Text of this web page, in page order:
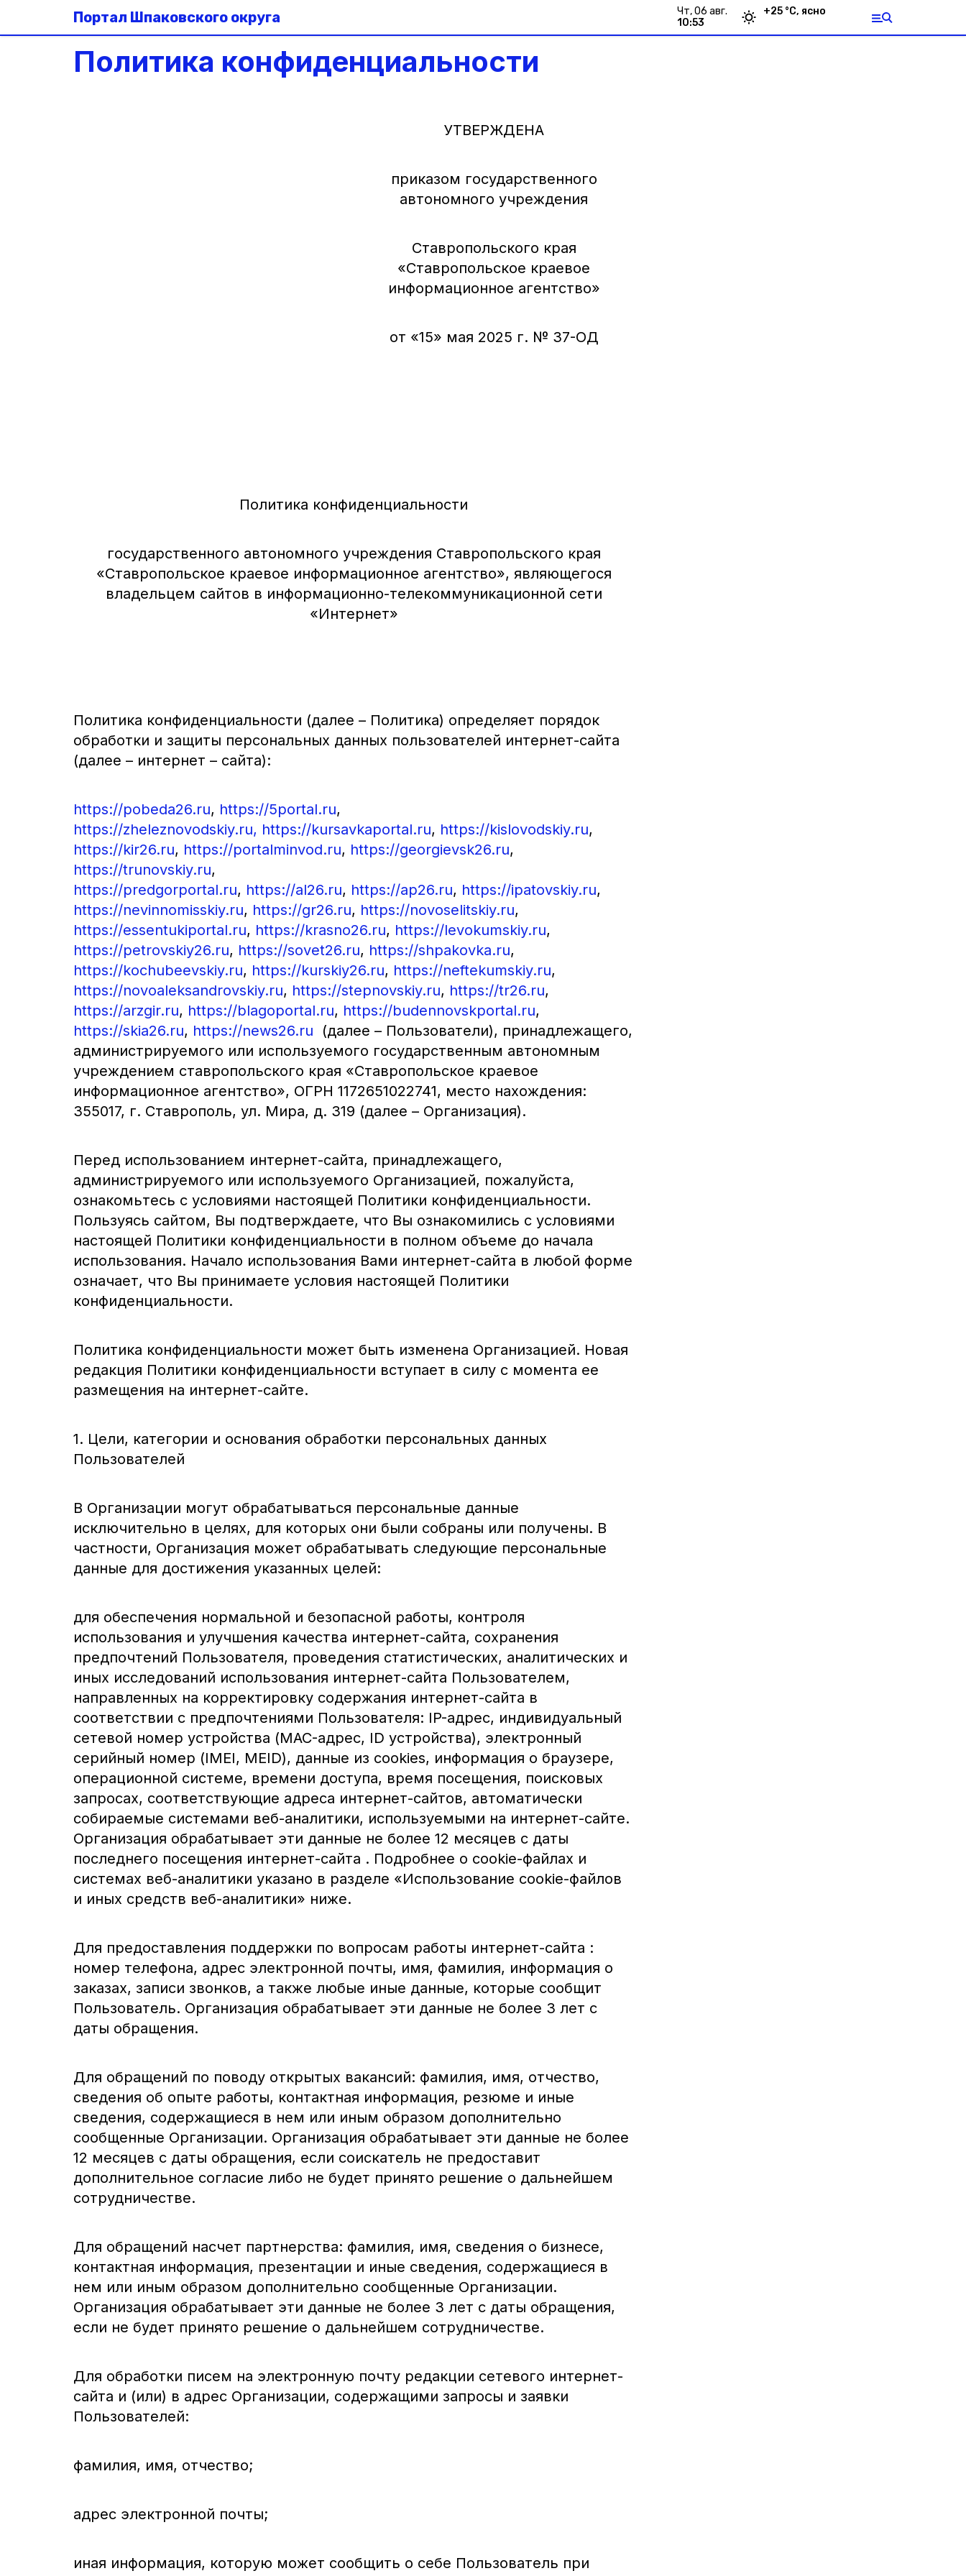
Портал Шпаковского округа
чт, 06 авг.
10:53
+25 °С, ясно
Политика конфиденциальности
УТВЕРЖДЕНА
приказом государственного
автономного учреждения
Ставропольского края
«Ставропольское краевое
информационное агентство»
от «15» мая 2025 г. № 37-ОД
Политика конфиденциальности
государственного автономного учреждения Ставропольского края
«Ставропольское краевое информационное агентство», являющегося
владельцем сайтов в информационно-телекоммуникационной сети
«Интернет»
Политика конфиденциальности (далее – Политика) определяет порядок
обработки и защиты персональных данных пользователей интернет-сайта
(далее – интернет – сайта):
https://pobeda26.ru, https://5portal.ru,
https://zheleznovodskiy.ru, https://kursavkaportal.ru, https://kislovodskiy.ru,
https://kir26.ru, https://portalminvod.ru, https://georgievsk26.ru,
https://trunovskiy.ru,
https://predgorportal.ru, https://al26.ru, https://ap26.ru, https://ipatovskiy.ru,
https://nevinnomisskiy.ru, https://gr26.ru, https://novoselitskiy.ru,
https://essentukiportal.ru, https://krasno26.ru, https://levokumskiy.ru,
https://petrovskiy26.ru, https://sovet26.ru, https://shpakovka.ru,
https://kochubeevskiy.ru, https://kurskiy26.ru, https://neftekumskiy.ru,
https://novoaleksandrovskiy.ru, https://stepnovskiy.ru, https://tr26.ru,
https://arzgir.ru, https://blagoportal.ru, https://budennovskportal.ru,
https://skia26.ru, https://news26.ru (далее – Пользователи), принадлежащего,
администрируемого или используемого государственным автономным
учреждением ставропольского края «Ставропольское краевое
информационное агентство», ОГРН 1172651022741, место нахождения:
355017, г. Ставрополь, ул. Мира, д. 319 (далее – Организация).
Перед использованием интернет-сайта, принадлежащего,
администрируемого или используемого Организацией, пожалуйста,
ознакомьтесь с условиями настоящей Политики конфиденциальности.
Пользуясь сайтом, Вы подтверждаете, что Вы ознакомились с условиями
настоящей Политики конфиденциальности в полном объеме до начала
использования. Начало использования Вами интернет-сайта в любой форме
означает, что Вы принимаете условия настоящей Политики
конфиденциальности.
Политика конфиденциальности может быть изменена Организацией. Новая
редакция Политики конфиденциальности вступает в силу с момента ее
размещения на интернет-сайте.
1. Цели, категории и основания обработки персональных данных
Пользователей
В Организации могут обрабатываться персональные данные
исключительно в целях, для которых они были собраны или получены. В
частности, Организация может обрабатывать следующие персональные
данные для достижения указанных целей:
для обеспечения нормальной и безопасной работы, контроля
использования и улучшения качества интернет-сайта, сохранения
предпочтений Пользователя, проведения статистических, аналитических и
иных исследований использования интернет-сайта Пользователем,
направленных на корректировку содержания интернет-сайта в
соответствии с предпочтениями Пользователя: IP-адрес, индивидуальный
сетевой номер устройства (MAC-адрес, ID устройства), электронный
серийный номер (IMEI, MEID), данные из cookies, информация о браузере,
операционной системе, времени доступа, время посещения, поисковых
запросах, соответствующие адреса интернет-сайтов, автоматически
собираемые системами веб-аналитики, используемыми на интернет-сайте.
Организация обрабатывает эти данные не более 12 месяцев с даты
последнего посещения интернет-сайта . Подробнее о cookie-файлах и
системах веб-аналитики указано в разделе «Использование cookie-файлов
и иных средств веб-аналитики» ниже.
Для предоставления поддержки по вопросам работы интернет-сайта :
номер телефона, адрес электронной почты, имя, фамилия, информация о
заказах, записи звонков, а также любые иные данные, которые сообщит
Пользователь. Организация обрабатывает эти данные не более 3 лет с
даты обращения.
Для обращений по поводу открытых вакансий: фамилия, имя, отчество,
сведения об опыте работы, контактная информация, резюме и иные
сведения, содержащиеся в нем или иным образом дополнительно
сообщенные Организации. Организация обрабатывает эти данные не более
12 месяцев с даты обращения, если соискатель не предоставит
дополнительное согласие либо не будет принято решение о дальнейшем
сотрудничестве.
Для обращений насчет партнерства: фамилия, имя, сведения о бизнесе,
контактная информация, презентации и иные сведения, содержащиеся в
нем или иным образом дополнительно сообщенные Организации.
Организация обрабатывает эти данные не более 3 лет с даты обращения,
если не будет принято решение о дальнейшем сотрудничестве.
Для обработки писем на электронную почту редакции сетевого интернет-
сайта и (или) в адрес Организации, содержащими запросы и заявки
Пользователей:
фамилия, имя, отчество;
адрес электронной почты;
иная информация, которую может сообщить о себе Пользователь при